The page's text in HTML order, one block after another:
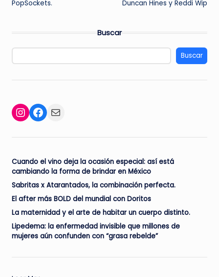
PopSockets.
Duncan Hines y Reddi Wip
Buscar
Buscar
Instagram
Facebook
Mail
Cuando el vino deja la ocasión especial: así está
cambiando la forma de brindar en México
Sabritas x Atarantados, la combinación perfecta.
El after más BOLD del mundial con Doritos
La maternidad y el arte de habitar un cuerpo distinto.
Lipedema: la enfermedad invisible que millones de
mujeres aún confunden con “grasa rebelde”